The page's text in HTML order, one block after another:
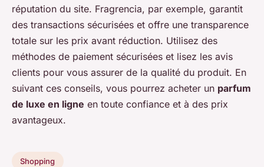
réputation du site. Fragrencia, par exemple, garantit
des transactions sécurisées et offre une transparence
totale sur les prix avant réduction. Utilisez des
méthodes de paiement sécurisées et lisez les avis
clients pour vous assurer de la qualité du produit. En
suivant ces conseils, vous pourrez acheter un parfum
de luxe en ligne en toute confiance et à des prix
avantageux.
Shopping